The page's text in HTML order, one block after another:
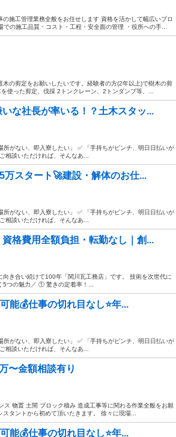
施工管理業務全般をお任せします 資格を活かして幅広いプロ
の施工品質・コスト・工程・安全面の管理 ・役所への手...
の剪定をお願いしたいです。経験者の方(2年以上)で樹木の剪
使った剪定、伐採 2トンクレーン、2トンダンプ等、...
な社長が率いる！？土木スタッ...
がない、即入寮したい」 ✅ 「手持ちがピンチ、明日日払いが
相談いただければ、そんなあ...
万スタート🚀建設・解体のお仕...
がない、即入寮したい」 ✅ 「手持ちがピンチ、明日日払いが
相談いただければ、そんなあ...
格費用全額負担・転勤なし｜創...
き合い続けて100年「関川瓦工務店」です。 技術を次世代に
5つの魅力／ ① 驚きの定着率！...
能💰仕事の切れ目なし⭐️年...
がない、即入寮したい」 ✅ 「手持ちがピンチ、明日日払いが
相談いただければ、そんなあ...
〜金額相談有り
物置 土間 ブロック積み 造成工事等に関わる作業全般をお願
タントから初めて頂いたきます。 徐々に現場...
能💰仕事の切れ目なし⭐️年...